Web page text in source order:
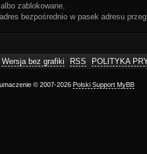
zablokowane.
bezpośrednio w pasek adresu
Wersja bez grafiki RSS POLITYKA
© 2007-2026 Polski Support MyBB